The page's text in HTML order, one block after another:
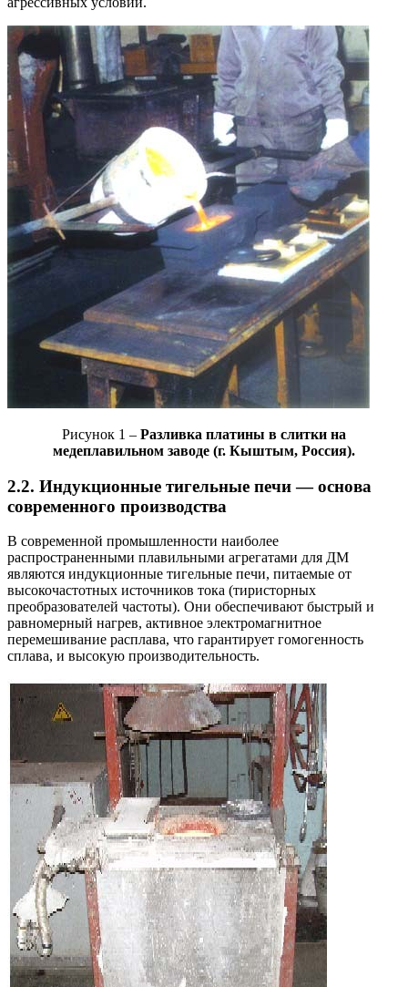
Рисунок 1 – Разливка платины в слитки на
медеплавильном заводе (г. Кыштым, Россия).
2.2. Индукционные тигельные печи — основа
современного производства
В современной промышленности наиболее
распространенными плавильными агрегатами для ДМ
являются индукционные тигельные печи, питаемые от
высокочастотных источников тока (тиристорных
преобразователей частоты). Они обеспечивают быстрый и
равномерный нагрев, активное электромагнитное
перемешивание расплава, что гарантирует гомогенность
сплава, и высокую производительность.